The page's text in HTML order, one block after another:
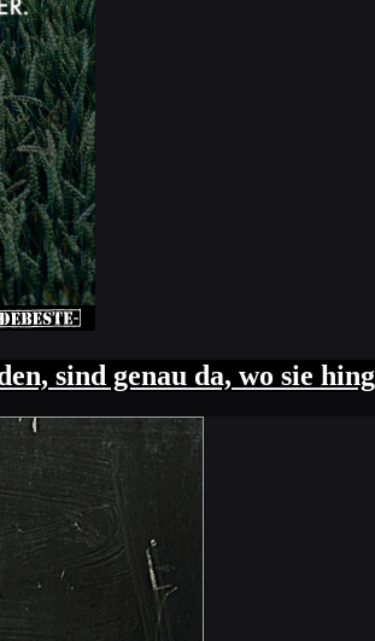
sind genau da, wo sie